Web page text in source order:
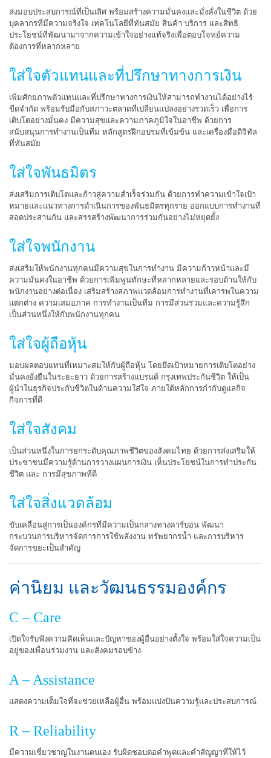
ส่งมอบประสบการณ์ที่เป็นเลิศ พร้อมสร้างความมั่นคงและมั่งคั่งในชีวิต ด้วย
บุคลากรที่มีความจริงใจ เทคโนโลยีที่ทันสมัย สินค้า บริการ และสิทธิ
ประโยชน์ที่พัฒนามาจากความเข้าใจอย่างแท้จริงเพื่อตอบโจทย์ความ
ต้องการที่หลากหลาย
ใส่ใจตัวแทนและที่ปรึกษาทางการเงิน
เพิ่มศักยภาพตัวแทนและที่ปรึกษาทางการเงินให้สามารถทำงานได้อย่างไร้
ขีดจำกัด พร้อมรับมือกับสภาวะตลาดที่เปลี่ยนแปลงอย่างรวดเร็ว เพื่อการ
เติบโตอย่างมั่นคง มีความสุขและความภาคภูมิใจในอาชีพ ด้วยการ
สนับสนุนการทำงานเป็นทีม หลักสูตรฝึกอบรมที่เข้มข้น และเครื่องมือดิจิทัล
ที่ทันสมัย
ใส่ใจพันธมิตร
ส่งเสริมการเติบโตและก้าวสู่ความสำเร็จร่วมกัน ด้วยการทำความเข้าใจเป้า
หมายและแนวทางการดำเนินการของพันธมิตรทุกราย ออกแบบการทำงานที่
สอดประสานกัน และสรรสร้างพัฒนาการร่วมกันอย่างไม่หยุดยั้ง
ใส่ใจพนักงาน
ส่งเสริมให้พนักงานทุกคนมีความสุขในการทำงาน มีความก้าวหน้าและมี
ความมั่นคงในอาชีพ ด้วยการเพิ่มพูนทักษะที่หลากหลายและรอบด้านให้กับ
พนักงานอย่างต่อเนื่อง เสริมสร้างสภาพแวดล้อมการทำงานที่เคารพในความ
แตกต่าง ความเสมอภาค การทำงานเป็นทีม การมีส่วนร่วมและความรู้สึก
เป็นส่วนหนึ่งให้กับพนักงานทุกคน
ใส่ใจผู้ถือหุ้น
มอบผลตอบแทนที่เหมาะสมให้กับผู้ถือหุ้น โดยยึดเป้าหมายการเติบโตอย่าง
มั่นคงยั่งยืนในระยะยาว ด้วยการสร้างแบรนด์ กรุงเทพประกันชีวิต ให้เป็น
ผู้นำในธุรกิจประกับชีวิตในด้านความใส่ใจ ภายใต้หลักการกำกับดูแลกิจ
กิจการที่ดี
ใส่ใจสังคม
เป็นส่วนหนึ่งในการยกระดับคุณภาพชีวิตของสังคมไทย ด้วยการส่งเสริมให้
ประชาชนมีความรู้ด้านการวางแผนการเงิน เห็นประโยชน์ในการทำประกัน
ชีวิต และ การมีสุขภาพที่ดี
ใส่ใจสิ่งแวดล้อม
ขับเคลื่อนสู่การเป็นองค์กรที่มีความเป็นกลางทางคาร์บอน พัฒนา
กระบวนการบริหารจัดการการใช้พลังงาน ทรัพยากรน้ำ และการบริหาร
จัดการขยะเป็นสำคัญ
ค่านิยม และวัฒนธรรมองค์กร
C – Care
เปิดใจรับฟังความคิดเห็นและปัญหาของผู้อื่นอย่างตั้งใจ พร้อมใส่ใจความเป็น
อยู่ของเพื่อนร่วมงาน และสังคมรอบข้าง
A – Assistance
แสดงความเต็มใจที่จะช่วยเหลือผู้อื่น พร้อมแบ่งปันความรู้และประสบการณ์
R – Reliability
มีความเชี่ยวชาญในงานตนเอง รับผิดชอบต่อคำพูดและคำสัญญาที่ให้ไว้